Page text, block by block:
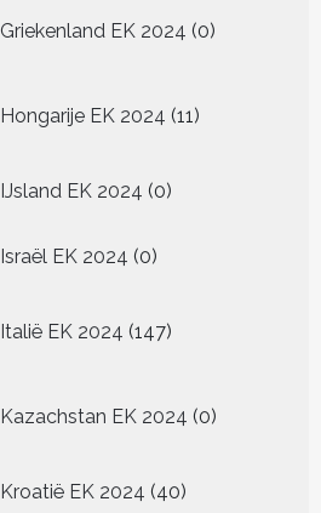
Griekenland EK 2024 0
producten
Hongarije EK 2024 11
producten
IJsland EK 2024 00
Israël EK 2024 00
Italië EK 2024 147
producten
Kazachstan EK 2024 0
producten
Kroatië EK 2024 4040